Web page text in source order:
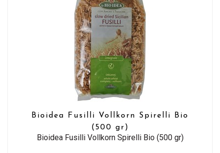
Bioidea Fusilli Vollkorn Spirelli Bio
(500 gr)
Bioidea Fusilli Vollkorn Spirelli Bio (500 gr)